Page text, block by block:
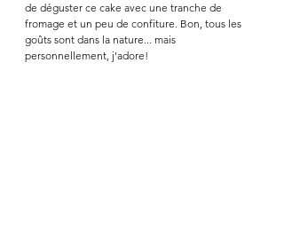
de déguster ce cake avec une tranche de
fromage et un peu de confiture. Bon, tous les
goûts sont dans la nature... mais
personnellement, j'adore!